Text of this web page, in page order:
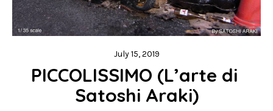
July 15, 2019
PICCOLISSIMO (L’arte di
Satoshi Araki)